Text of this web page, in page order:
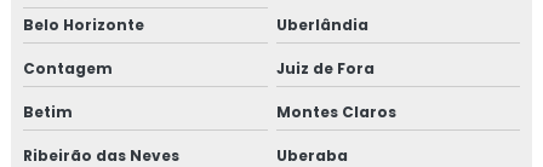
Belo Horizonte
Uberlândia
Contagem Juiz de Fora
Betim Montes Claros
Ribeirão das Neves Uberaba